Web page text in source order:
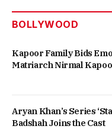
BOLLYWOOD
Kapoor Family Bids
Matriarch Nirmal
Aryan Khan’s Series
Badshah Joins the Cast